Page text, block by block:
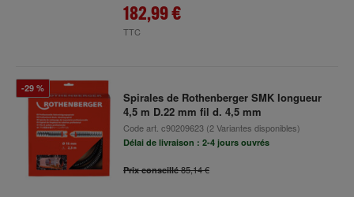
182,99 €
TTC
-29 %
Spirales de Rothenberger SMK longueur
4,5 m D.22 mm fil d. 4,5 mm
Code art. c90209623(2 Variantes disponibles)
Délai de livraison : 2-4 jours ouvrés
Prix conseillé85,14 €